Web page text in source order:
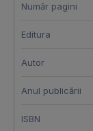
Număr pagini
Editura
Autor
Anul publicării
ISBN